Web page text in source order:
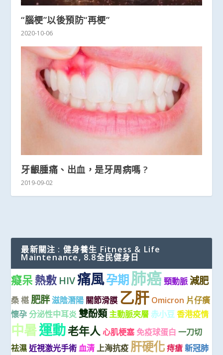
“腦梗”以後預防“再梗”
2020-10-06
牙齦腫痛、出血，是牙周病嗎 ?
2019-09-02
最新關注 : 健身養生 Fitness & Life
Maintenance, 8.8全民健身日
癡呆熱敷 HIV痛風孕期肺癌 頸動脈 減肥
桑 椹 肥胖滋陰潛陽 關節滑膜 乙肝 Omicron 片仔癀
懷孕 分泌性中耳炎 雙酚類 主動脈夾層 赤小豆 香港疫情
中暑運動老年人 心肌梗塞 免疫球蛋白 一刀切
祛濕 近視激光手術 血清 上海抗疫 肝硬化 痔瘡 新冠肺